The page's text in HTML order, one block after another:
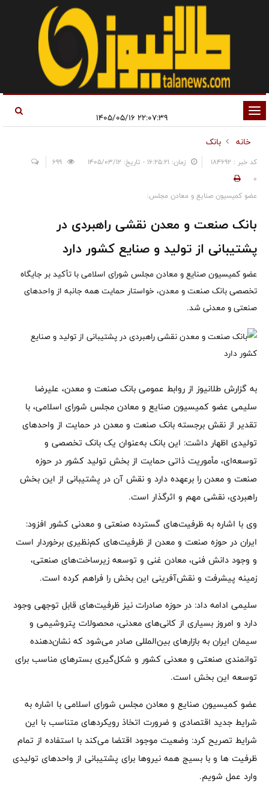
تغییر
وضعیت
ناوبری
خانه
بانک
کد خبر : 184692 زمان: ۱۶:۲۵:۲۱ - تاریخ: ۱۴۰۵/۰۳/۱۲
0
عضو کمیسیون صنایع و معادن مجلس:
بانک صنعت و معدن نقشی راهبردی در
پشتیبانی از تولید و صنایع کشور دارد
عضو کمیسیون صنایع و معادن مجلس شورای اسلامی با تأکید بر جایگاه
تخصصی بانک صنعت و معدن، خواستار حمایت همه جانبه از واحدهای
صنعتی و معدنی شد.
به گزارش طلانیوز از روابط عمومی بانک صنعت و معدن، علیرضا
سلیمی عضو کمیسیون صنایع و معادن مجلس شورای اسلامی، با
تقدیر از نقش برجسته بانک صنعت و معدن در حمایت از واحدهای
تولیدی اظهار داشت: این بانک به‌عنوان یک بانک تخصصی و
توسعه‌ای، مأموریت ذاتی حمایت از بخش تولید کشور در حوزه
صنعت و معدن را برعهده دارد و نقش آن در پشتیبانی از این بخش
راهبردی، نقشی مهم و اثرگذار است.
وی با اشاره به ظرفیت‌های گسترده صنعتی و معدنی کشور افزود:
ایران در حوزه صنعت و معدن از ظرفیت‌های کم‌نظیری برخوردار است
و وجود دانش فنی، معادن غنی و توسعه زیرساخت‌های صنعتی،
زمینه پیشرفت و نقش‌آفرینی این بخش را فراهم کرده است.
سلیمی ادامه داد: در حوزه صادرات نیز ظرفیت‌های قابل توجهی وجود
دارد و امروز بسیاری از کانی‌های معدنی، محصولات پتروشیمی و
سیمان ایران به بازارهای بین‌المللی صادر می‌شود که نشان‌دهنده
توانمندی صنعتی و معدنی کشور و شکل‌گیری بسترهای مناسب برای
توسعه این بخش است.
عضو کمیسیون صنایع و معادن مجلس شورای اسلامی با اشاره به
شرایط جدید اقتصادی و ضرورت اتخاذ رویکردهای متناسب با این
شرایط تصریح کرد: وضعیت موجود اقتضا می‌کند با استفاده از تمام
ظرفیت ها و با بسیج همه نیروها برای پشتیبانی از واحدهای تولیدی
وارد عمل شویم.